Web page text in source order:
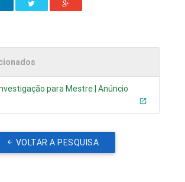
para Mestre | Anúncio
VOLTAR A PESQUISA